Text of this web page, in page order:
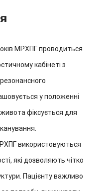
МРХПГ проводиться
кабінеті з
у положенні
фіксується для
використовуються
які дозволяють чітко
Пацієнту важливо